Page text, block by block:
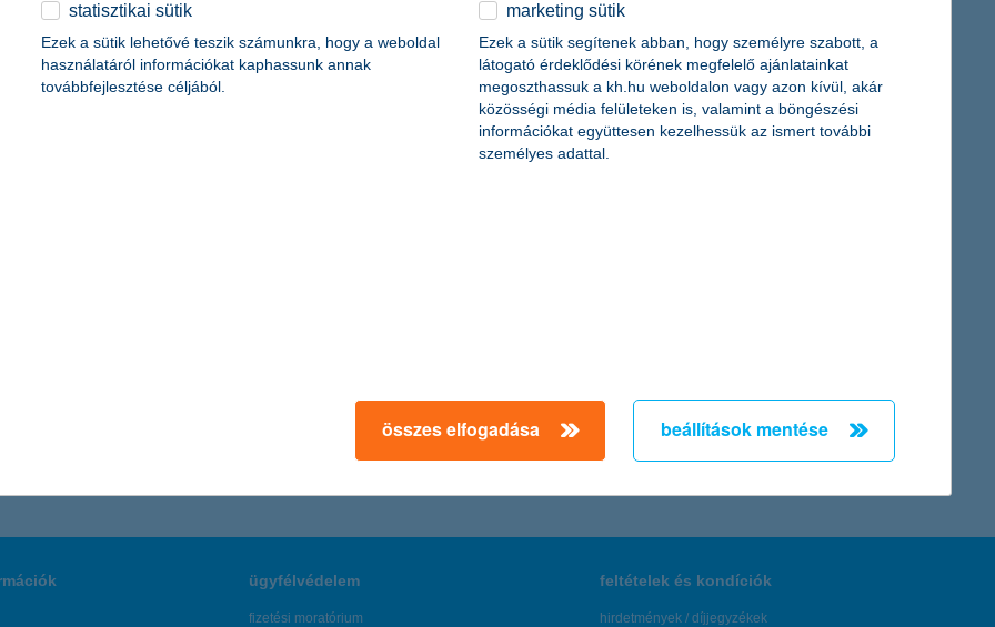
indexéből, amely 2017 második negyedévében 17 pontot ért el. Ez a felmérés történetében mért legmagasabb érték. A fiatalok
fiatalok pedig az elhelyezkedési lehetőségeket is kedvezőnek látják: 34 százalékuk mondta, könnyen találna állást, ami az eddig
← Első utolsó →
ügyfélvédelem
fizetési moratórium
feltételek és kondíciók
hirdetmények / díjjegyzékek
statisztikai sütik
Ezek a sütik lehetővé teszik számunkra, hogy a weboldal
használatáról információkat kaphassunk annak
továbbfejlesztése céljából.
marketing sütik
Ezek a sütik segítenek abban, hogy személyre szabott, a
látogató érdeklődési körének megfelelő ajánlatainkat
megoszthassuk a kh.hu weboldalon vagy azon kívül, akár
közösségi média felületeken is, valamint a böngészési
információkat együttesen kezelhessük az ismert további
személyes adattal.
összes elfogadása beállítások mentése